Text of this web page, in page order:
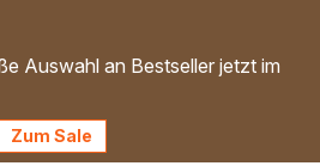
Auswahl an Bestseller jetzt im
Zum Sale